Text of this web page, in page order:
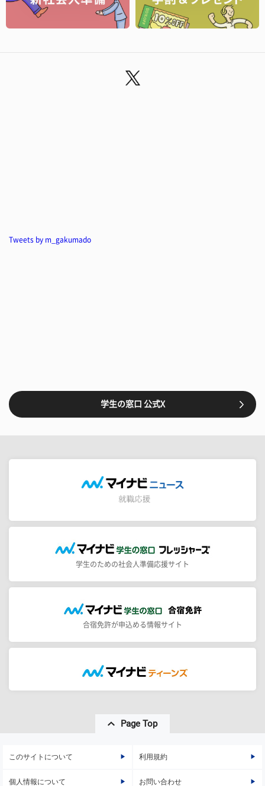
Tweets by m_gakumado
学生の窓口 公式X
学生のための社会人準備応援サイト
合宿免許が申込める情報サイト
Page Top
このサイトについて 利用規約
個人情報について お問い合わせ